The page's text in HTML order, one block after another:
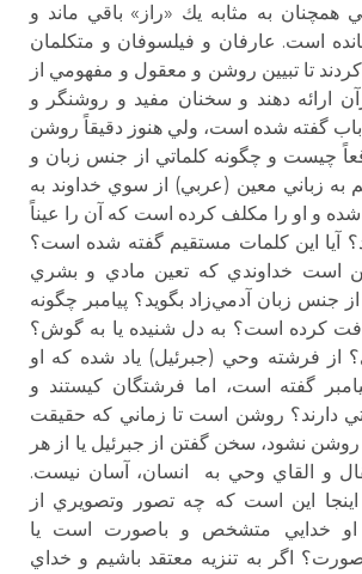
همچنان به مثابه يك «راز» باقي ماند و
است. عارفان و فيلسوفان و متكلمان
تا تبيين روشن و معقول و مفهومي از
ارائه دهند و سخنان مفيد و روشنگر و
باب گفته شده است، ولي هنوز دقيقاً روشن
چيست و چگونه كلماتي از جنس زبان و
به زباني معين (عربي) از سوي خداوند به
شده و او را مكلف كرده است كه آن را عيناً
آيا اين كلمات مستقيم گفته شده است؟
است خداوندي كه تعين مادي و بشري
از جنس زبان آدمي‌زاد بگويد؟ پيامبر چگونه
كرده است؟ به دل شنيده يا به گوش؟
از فرشته وحي (جبرئيل) ياد شده كه او
گفته است، اما فرشتگان كيستند و
دارند؟ روشن است تا زماني كه حقيقت
نشود، سخن گفتن از جبرئيل يا از هر
و القاي وحي به انسان،‌ آسان نيست.
اين است كه چه تصور وتصويري از
او خدايي متشخص و باصورت است يا
اگر به تنزيه معتقد باشيم و خداي